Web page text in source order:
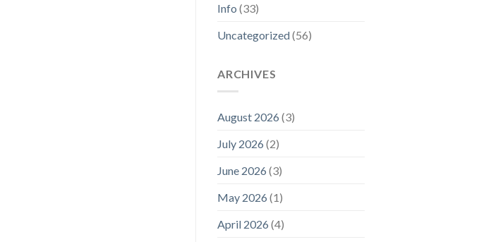
Info (33)
Uncategorized(56)
ARCHIVES
August 2026 (3)
July 2026 (2)
June 2026 (3)
May 2026 (1)
April 2026 (4)